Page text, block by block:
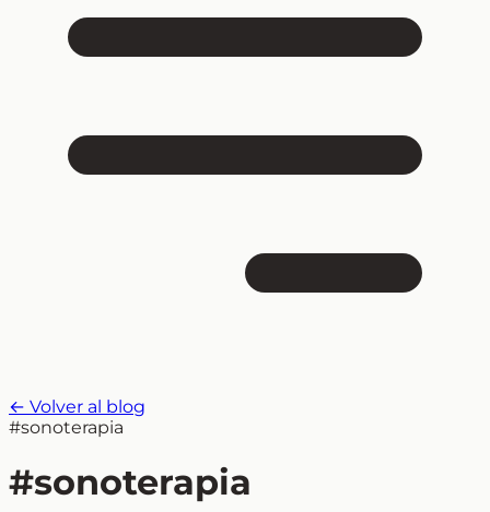
← Volver al blog
#sonoterapia
#sonoterapia